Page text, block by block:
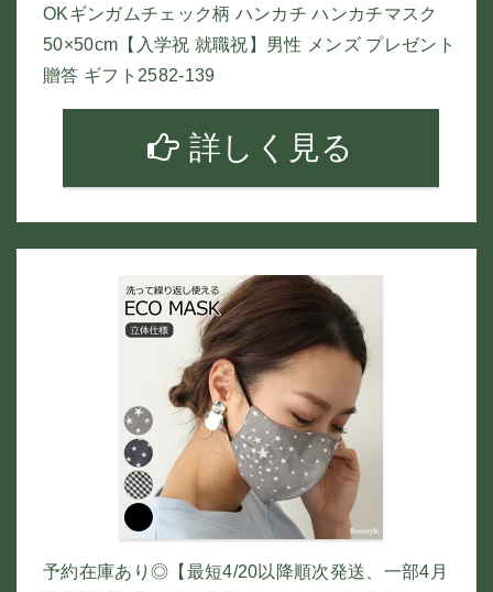
OKギンガムチェック柄 ハンカチ ハンカチマスク
50×50cm【入学祝 就職祝】男性 メンズ プレゼント
贈答 ギフト2582-139
詳しく見る
予約在庫あり◎【最短4/20以降順次発送、一部4月